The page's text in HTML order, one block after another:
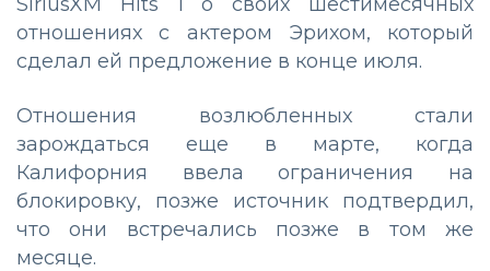
отношениях с актером Эрихом, который
сделал ей предложение в конце июля.
Отношения возлюбленных стали
зарождаться еще в марте, когда
Калифорния ввела ограничения на
блокировку, позже источник подтвердил,
что они встречались позже в том же
месяце.